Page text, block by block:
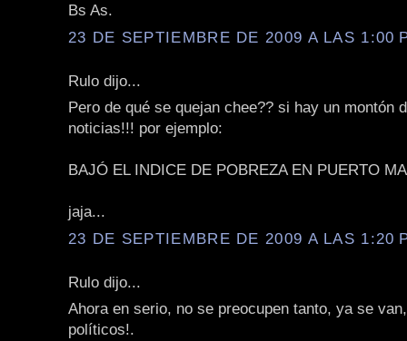
Bs As.
23 DE SEPTIEMBRE DE 2009 A LAS 1:00
Rulo dijo...
Pero de qué se quejan chee?? si hay un montón
noticias!!! por ejemplo:
BAJÓ EL INDICE DE POBREZA EN PUERTO
jaja...
23 DE SEPTIEMBRE DE 2009 A LAS 1:20
Rulo dijo...
Ahora en serio, no se preocupen tanto, ya se
políticos!.